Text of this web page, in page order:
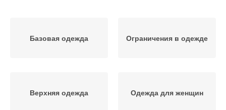
Базовая одежда Ограничения в одежде
Верхняя одежда Одежда для женщин